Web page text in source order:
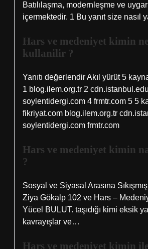
Batılılaşma, modernleşme ve
içermektedir. 1 Bu yanıt size nasıl
Hars ve medeniyet kimin
kullanilir ?
Yanıtı değerlendir Akıl yürüt 5
1 blog.ilem.org.tr 2
soylentidergi.com 4 frmtr.com 5 5
fikriyat.com blog.ilem.org.tr
soylentidergi.com frmtr.com
Hars ve medeniyet kimin
?
Sosyal ve Siyasal Arasına
Ziya Gökalp 102 ve Hars –
Yücel BULUT. taşıdığı kimi eksik
kavrayışlar ve…
Hars ve medeniyet kimin